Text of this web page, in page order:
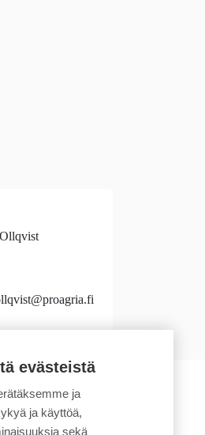
evästeistä
ja
ja käyttöä,
sekä